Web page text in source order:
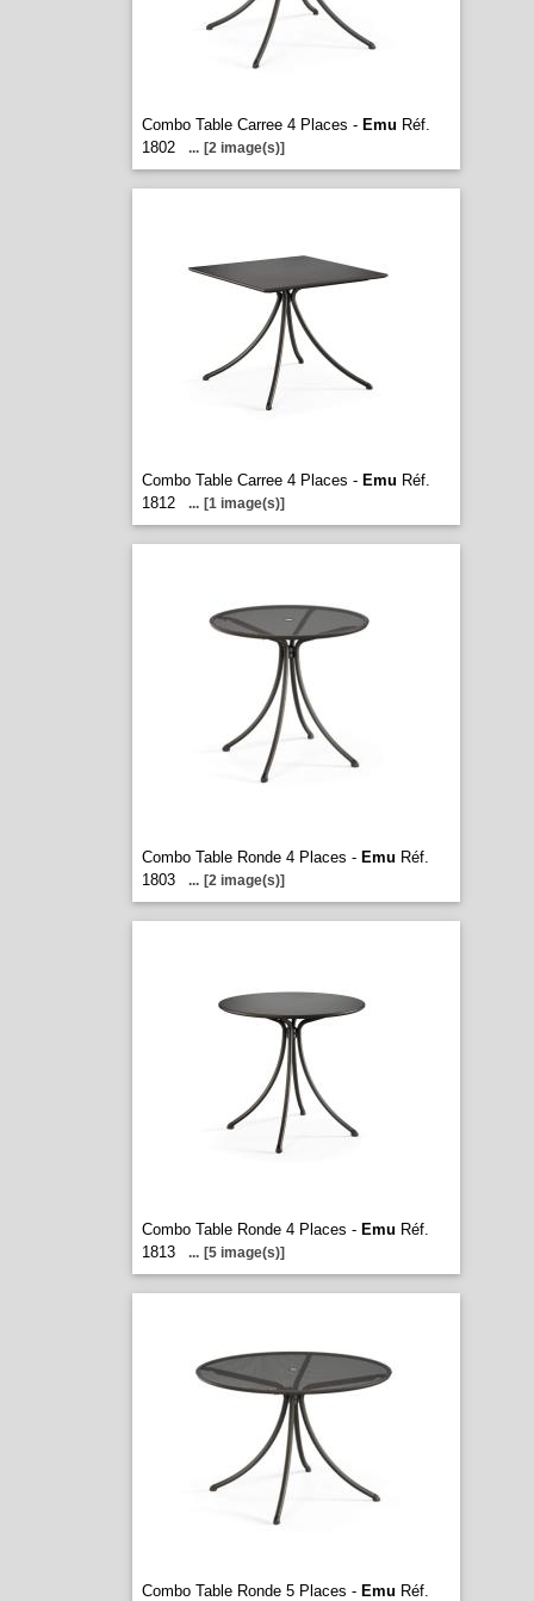
Combo Table Carree 4 Places - Emu Réf.
1802
... [2 image(s)]
Combo Table Carree 4 Places - Emu Réf.
1812
... [1 image(s)]
Combo Table Ronde 4 Places - Emu Réf.
1803
... [2 image(s)]
Combo Table Ronde 4 Places - Emu Réf.
1813
... [5 image(s)]
Combo Table Ronde 5 Places - Emu Réf.